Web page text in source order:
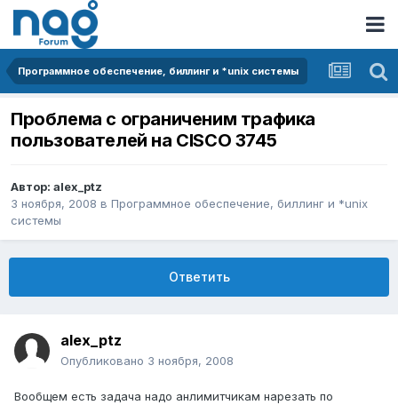
Программное обеспечение, биллинг и *unix системы
Проблема с ограниченим трафика
пользователей на CISCO 3745
Автор: alex_ptz
3 ноября, 2008 в Программное обеспечение, биллинг и *unix
системы
Ответить
alex_ptz
Опубликовано 3 ноября, 2008
Вообщем есть задача надо анлимитчикам нарезать по